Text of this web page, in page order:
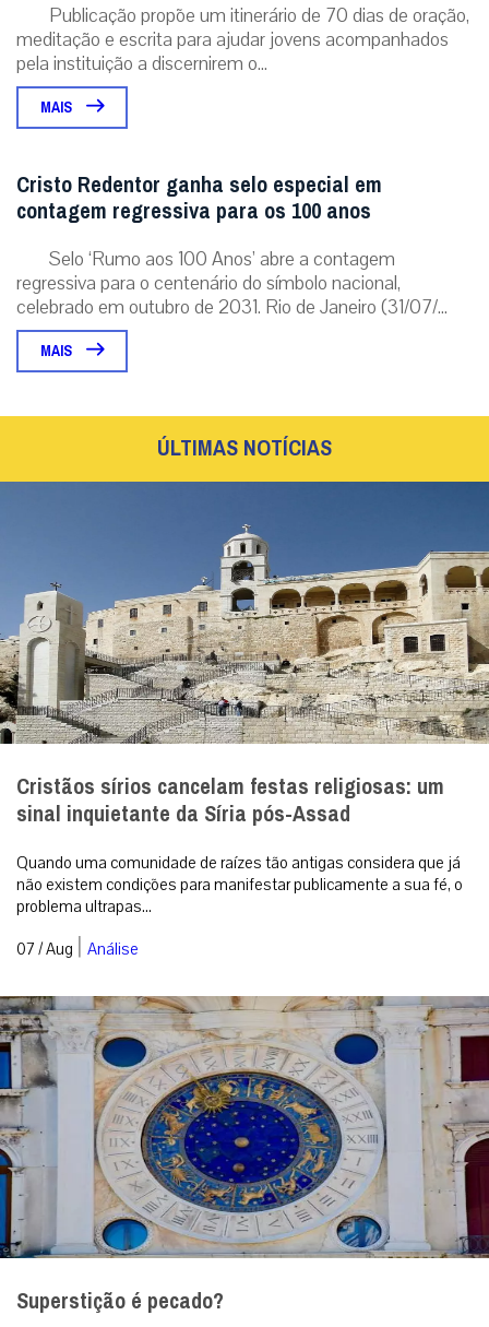
Publicação propõe um itinerário de 70 dias de oração,
meditação e escrita para ajudar jovens acompanhados
pela instituição a discernirem o...
MAIS
Cristo Redentor ganha selo especial em
contagem regressiva para os 100 anos
Selo ‘Rumo aos 100 Anos’ abre a contagem
regressiva para o centenário do símbolo nacional,
celebrado em outubro de 2031. Rio de Janeiro (31/07/...
MAIS
ÚLTIMAS NOTÍCIAS
Cristãos sírios cancelam festas religiosas: um
sinal inquietante da Síria pós-Assad
Quando uma comunidade de raízes tão antigas considera que já
não existem condições para manifestar publicamente a sua fé, o
problema ultrapas...
07 / Aug | Análise
Superstição é pecado?